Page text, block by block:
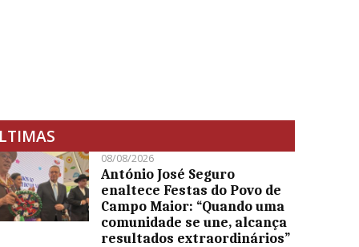
08/08/2026
António José Seguro
enaltece Festas do Povo de
Campo Maior: “Quando uma
comunidade se une, alcança
resultados extraordinários”